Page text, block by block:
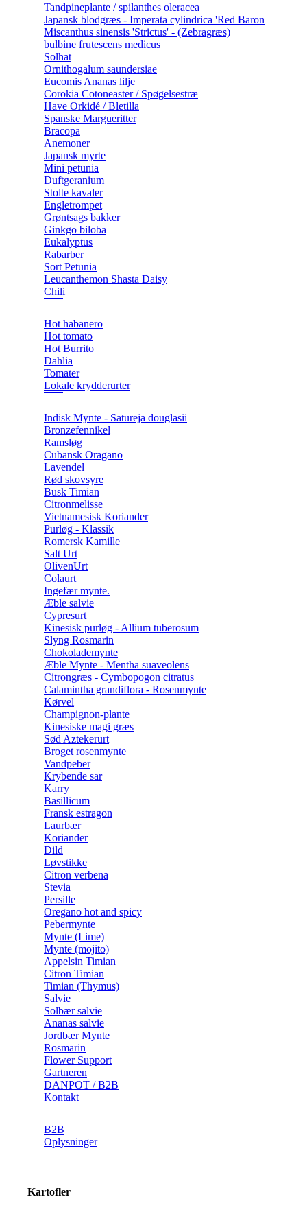
Tandpineplante / spilanthes oleracea
Japansk blodgræs - Imperata cylindrica 'Red Baron
Miscanthus sinensis 'Strictus' - (Zebragræs)
bulbine frutescens medicus
Solhat
Ornithogalum saundersiae
Eucomis Ananas lilje
Corokia Cotoneaster / Spøgelsestræ
Have Orkidé / Bletilla
Spanske Margueritter
Bracopa
Anemoner
Japansk myrte
Mini petunia
Duftgeranium
Stolte kavaler
Engletrompet
Grøntsags bakker
Ginkgo biloba
Eukalyptus
Rabarber
Sort Petunia
Leucanthemon Shasta Daisy
Chili
Hot habanero
Hot tomato
Hot Burrito
Dahlia
Tomater
Lokale krydderurter
Indisk Mynte - Satureja douglasii
Bronzefennikel
Ramsløg
Cubansk Oragano
Lavendel
Rød skovsyre
Busk Timian
Citronmelisse
Vietnamesisk Koriander
Purløg - Klassik
Romersk Kamille
Salt Urt
OlivenUrt
Colaurt
Ingefær mynte.
Æble salvie
Cypresurt
Kinesisk purløg - Allium tuberosum
Slyng Rosmarin
Chokolademynte
Æble Mynte - Mentha suaveolens
Citrongræs - Cymbopogon citratus
Calamintha grandiflora - Rosenmynte
Kørvel
Champignon-plante
Kinesiske magi græs
Sød Aztekerurt
Broget rosenmynte
Vandpeber
Krybende sar
Karry
Basillicum
Fransk estragon
Laurbær
Koriander
Dild
Løvstikke
Citron verbena
Stevia
Persille
Oregano hot and spicy
Pebermynte
Mynte (Lime)
Mynte (mojito)
Appelsin Timian
Citron Timian
Timian (Thymus)
Salvie
Solbær salvie
Ananas salvie
Jordbær Mynte
Rosmarin
Flower Support
Gartneren
DANPOT / B2B
Kontakt
B2B
Oplysninger
Kartofler